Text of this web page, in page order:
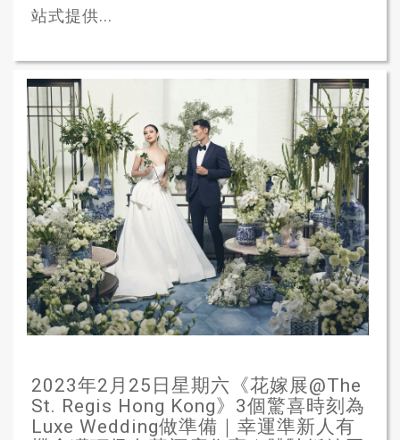
站式提供...
2023年2月25日星期六《花嫁展@The
St. Regis Hong Kong》3個驚喜時刻為
Luxe Wedding做準備｜幸運準新人有